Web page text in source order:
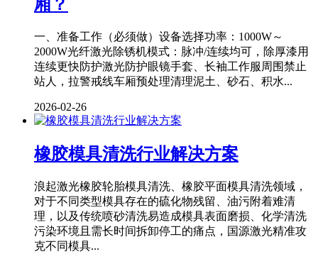
厢？
一、准备工作（必须做）设备选择功率：1000W～
2000W光纤激光除锈机模式：脉冲/连续均可，除厚漆用
连续更快防护激光防护眼镜手套、长袖工作服周围禁止
站人，拉警戒线车厢预处理清理泥土、砂石、积水...
2026-02-26
橡胶模具清洗行业解决方案
浪起激光橡胶轮胎模具清洗、橡胶平面模具清洗领域，
对于不同类型模具存在的硫化物残留、油污附着难清
理，以及传统喷砂清洗易造成模具表面磨损、化学清洗
污染环境且需长时间拆卸停工的痛点，国源激光精准攻
克不同模具...